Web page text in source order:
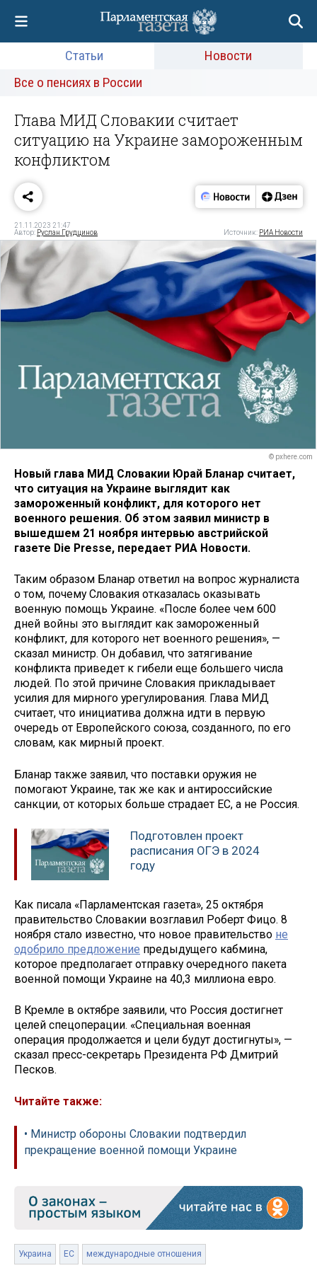
Статьи
Новости
Все о пенсиях в России
Глава МИД Словакии считает
ситуацию на Украине замороженным
конфликтом
21.11.2023 21:47
Автор: Руслан Грудцинов Источник: РИА Новости
© pxhere.com
Новый глава МИД Словакии Юрай Бланар считает,
что ситуация на Украине выглядит как
замороженный конфликт, для которого нет
военного решения. Об этом заявил министр в
вышедшем 21 ноября интервью австрийской
газете Die Presse, передает РИА Новости.
Таким образом Бланар ответил на вопрос журналиста
о том, почему Словакия отказалась оказывать
военную помощь Украине. «После более чем 600
дней войны это выглядит как замороженный
конфликт, для которого нет военного решения», —
сказал министр. Он добавил, что затягивание
конфликта приведет к гибели еще большего числа
людей. По этой причине Словакия прикладывает
усилия для мирного урегулирования. Глава МИД
считает, что инициатива должна идти в первую
очередь от Европейского союза, созданного, по его
словам, как мирный проект.
Бланар также заявил, что поставки оружия не
помогают Украине, так же как и антироссийские
санкции, от которых больше страдает ЕС, а не Россия.
Подготовлен проект
расписания ОГЭ в 2024
году
Как писала «Парламентская газета», 25 октября
правительство Словакии возглавил Роберт Фицо. 8
ноября стало известно, что новое правительство не
одобрило предложение предыдущего кабмина,
которое предполагает отправку очередного пакета
военной помощи Украине на 40,3 миллиона евро.
В Кремле в октябре заявили, что Россия достигнет
целей спецоперации. «Специальная военная
операция продолжается и цели будут достигнуты», —
сказал пресс-секретарь Президента РФ Дмитрий
Песков.
Читайте также:
• Министр обороны Словакии подтвердил
прекращение военной помощи Украине
Украина ЕС международные отношения